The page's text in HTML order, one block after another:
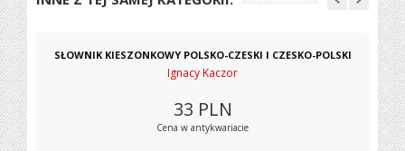
SŁOWNIK KIESZONKOWY POLSKO-CZESKI I CZESKO-POLSKI
Ignacy Kaczor
33 PLN
Cena w antykwariacie